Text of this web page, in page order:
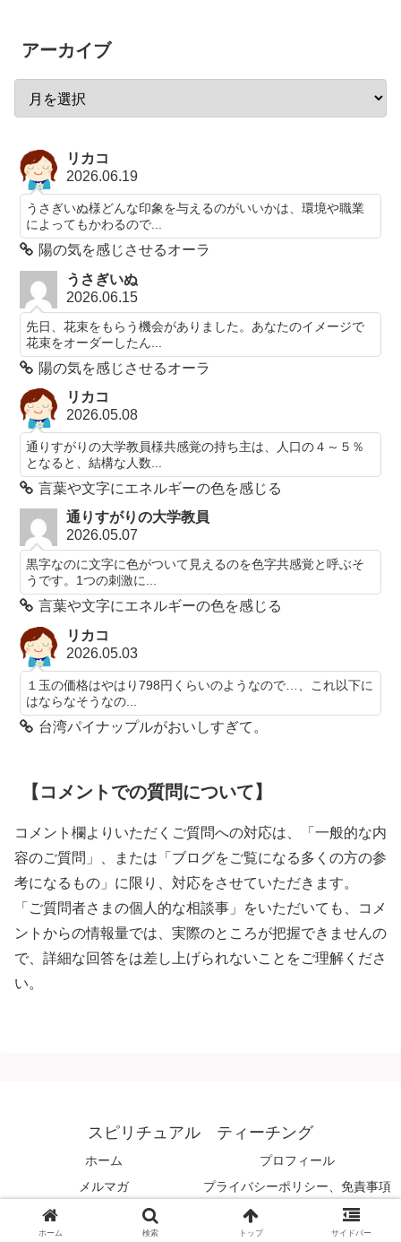
アーカイブ
リカコ
2026.06.19
うさぎいぬ様どんな印象を与えるのがいいかは、環境や職業
によってもかわるので...
陽の気を感じさせるオーラ
うさぎいぬ
2026.06.15
先日、花束をもらう機会がありました。あなたのイメージで
花束をオーダーしたん...
陽の気を感じさせるオーラ
リカコ
2026.05.08
通りすがりの大学教員様共感覚の持ち主は、人口の４～５％
となると、結構な人数...
言葉や文字にエネルギーの色を感じる
通りすがりの大学教員
2026.05.07
黒字なのに文字に色がついて見えるのを色字共感覚と呼ぶそ
うです。1つの刺激に...
言葉や文字にエネルギーの色を感じる
リカコ
2026.05.03
１玉の価格はやはり798円くらいのようなので…、これ以下に
はならなそうなの...
台湾パイナップルがおいしすぎて。
【コメントでの質問について】
コメント欄よりいただくご質問への対応は、「一般的な内
容のご質問」、または「ブログをご覧になる多くの方の参
考になるもの」に限り、対応をさせていただきます。
「ご質問者さまの個人的な相談事」をいただいても、コメ
ントからの情報量では、実際のところが把握できませんの
で、詳細な回答をは差し上げられないことをご理解くださ
い。
スピリチュアル ティーチング
ホーム
プロフィール
メルマガ
プライバシーポリシー、免責事項
© 2008 スピリチュアル ティーチング.
ホーム 検索 トップ サイドバー